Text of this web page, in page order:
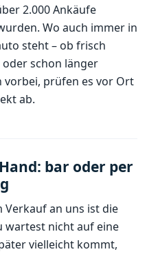
2.000 Ankäufe
Wo auch immer in
steht – ob frisch
schon länger
vorbei, prüfen es vor Ort
ab.
bar oder per
Verkauf an uns ist die
wartest nicht auf eine
vielleicht kommt,